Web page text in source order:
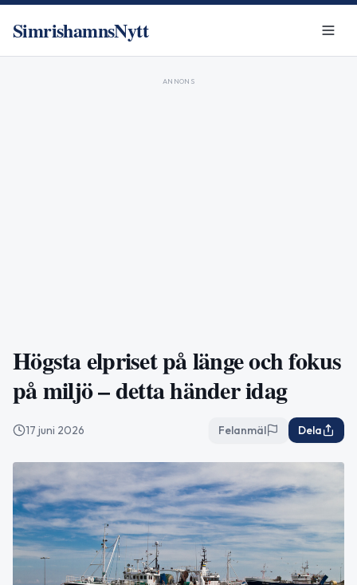
SimrishamnsNytt
ANNONS
Högsta elpriset på länge och fokus
på miljö – detta händer idag
17 juni 2026 Felanmäl Dela